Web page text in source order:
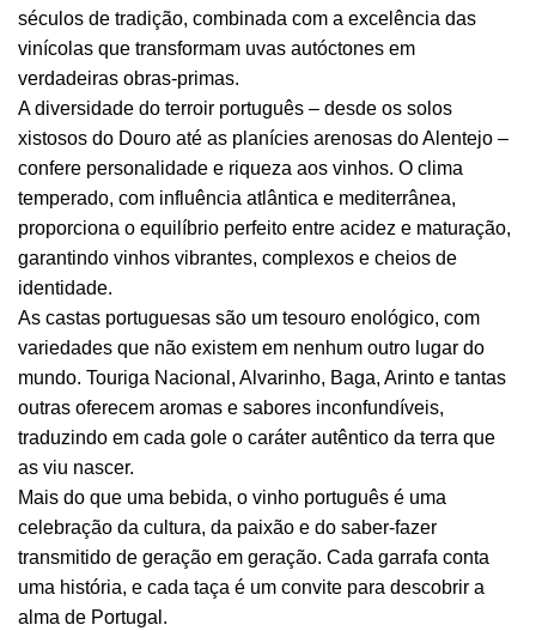
séculos de tradição, combinada com a excelência das
vinícolas que transformam uvas autóctones em
verdadeiras obras-primas.
A diversidade do terroir português – desde os solos
xistosos do Douro até as planícies arenosas do Alentejo –
confere personalidade e riqueza aos vinhos. O clima
temperado, com influência atlântica e mediterrânea,
proporciona o equilíbrio perfeito entre acidez e maturação,
garantindo vinhos vibrantes, complexos e cheios de
identidade.
As castas portuguesas são um tesouro enológico, com
variedades que não existem em nenhum outro lugar do
mundo. Touriga Nacional, Alvarinho, Baga, Arinto e tantas
outras oferecem aromas e sabores inconfundíveis,
traduzindo em cada gole o caráter autêntico da terra que
as viu nascer.
Mais do que uma bebida, o vinho português é uma
celebração da cultura, da paixão e do saber-fazer
transmitido de geração em geração. Cada garrafa conta
uma história, e cada taça é um convite para descobrir a
alma de Portugal.